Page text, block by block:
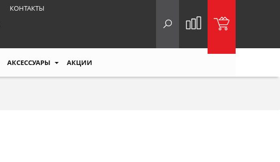
КОНТАКТЫ
АКСЕССУАРЫ АКЦИИ